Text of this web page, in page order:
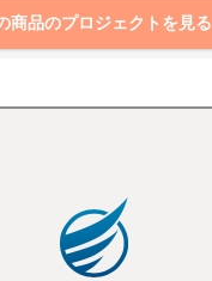
商品のプロジェクトを見る